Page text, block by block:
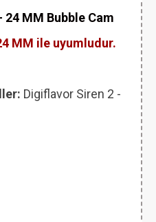
MM Bubble Cam
MM ile uyumludur.
Digiflavor Siren 2 -